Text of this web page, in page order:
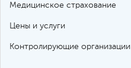
Медицинское страхование
Цены и услуги
Контролирующие организации